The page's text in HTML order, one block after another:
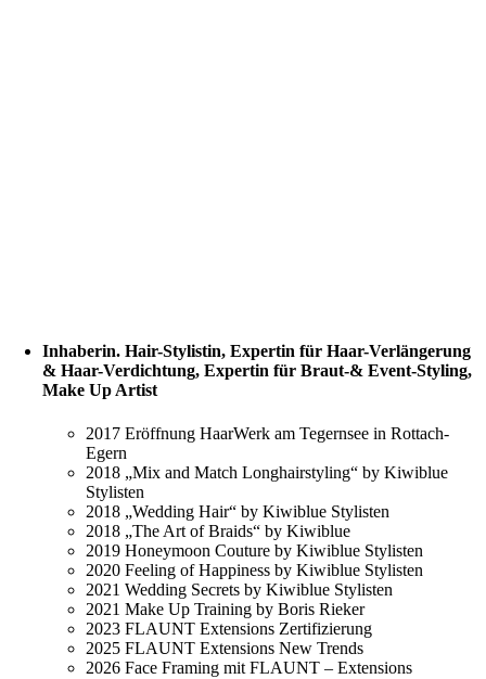
Inhaberin. Hair-Stylistin, Expertin für Haar-Verlängerung
& Haar-Verdichtung, Expertin für Braut-& Event-Styling,
Make Up Artist
2017 Eröffnung HaarWerk am Tegernsee in Rottach-
Egern
2018 „Mix and Match Longhairstyling“ by Kiwiblue
Stylisten
2018 „Wedding Hair“ by Kiwiblue Stylisten
2018 „The Art of Braids“ by Kiwiblue
2019 Honeymoon Couture by Kiwiblue Stylisten
2020 Feeling of Happiness by Kiwiblue Stylisten
2021 Wedding Secrets by Kiwiblue Stylisten
2021 Make Up Training by Boris Rieker
2023 FLAUNT Extensions Zertifizierung
2025 FLAUNT Extensions New Trends
2026 Face Framing mit FLAUNT – Extensions